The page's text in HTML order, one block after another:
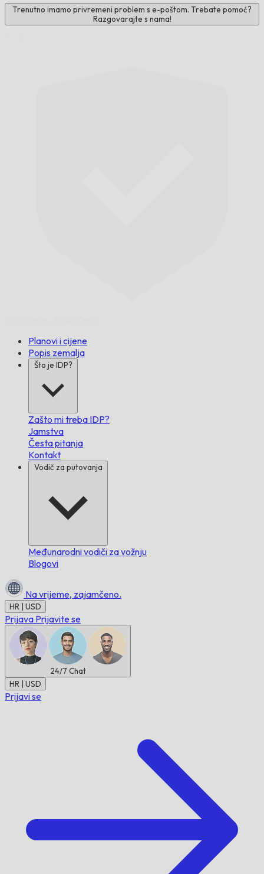
Trenutno imamo privremeni problem s e-poštom. Trebate pomoć?
Razgovarajte s nama!
Planovi i cijene
Popis zemalja
Što je IDP?
Zašto mi treba IDP?
Jamstva
Česta pitanja
Kontakt
Vodič za putovanja
Međunarodni vodiči za vožnju
Blogovi
Na vrijeme, zajamčeno.
HR | USD
Prijava Prijavite se
24/7 Chat
HR | USD
Prijavi se